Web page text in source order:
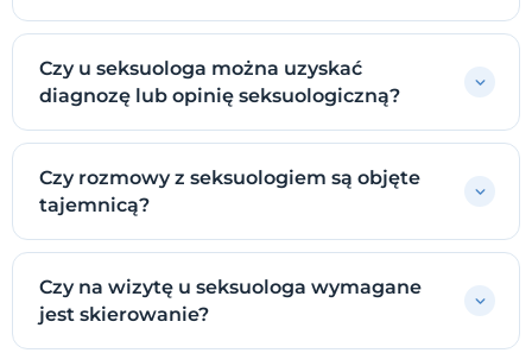
Czy u seksuologa można uzyskać
diagnozę lub opinię seksuologiczną?
Czy rozmowy z seksuologiem są objęte
tajemnicą?
Czy na wizytę u seksuologa wymagane
jest skierowanie?